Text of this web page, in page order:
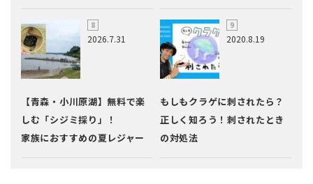
2026.7.31
【青森・小川原湖】無料で楽
しむ「シジミ採り」！
家族におすすめの夏レジャー
2020.8.19
もしもクラゲに刺されたら？
正しく知ろう！刺されたとき
の対処法